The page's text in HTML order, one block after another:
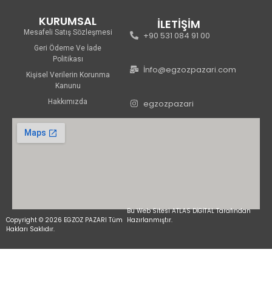
KURUMSAL
Mesafeli Satış Sözleşmesi
Geri Ödeme Ve İade
Politikası
Kişisel Verilerin Korunma
Kanunu
Hakkımızda
İLETİŞİM
+90 531 084 91 00
İnfo@egzozpazari.com
egzozpazari
Copyright © 2026 EGZOZ PAZARI Tüm
Hakları Saklıdır.
Bu Web Sitesi ATLAS DİGİTAL Tarafından
Hazırlanmıştır.